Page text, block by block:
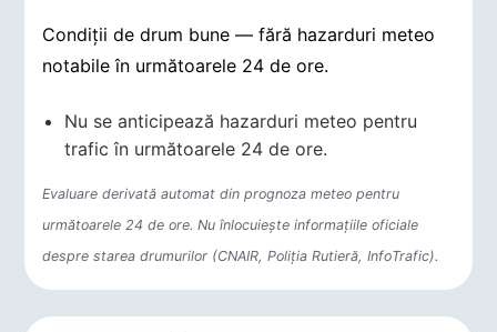
Condiții de drum bune — fără hazarduri meteo
notabile în următoarele 24 de ore.
Nu se anticipează hazarduri meteo pentru
trafic în următoarele 24 de ore.
Evaluare derivată automat din prognoza meteo pentru
următoarele 24 de ore. Nu înlocuiește informațiile oficiale
despre starea drumurilor (CNAIR, Poliția Rutieră, InfoTrafic).